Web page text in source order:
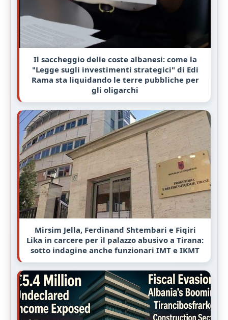
Il saccheggio delle coste albanesi: come la
"Legge sugli investimenti strategici" di Edi
Rama sta liquidando le terre pubbliche per
gli oligarchi
Mirsim Jella, Ferdinand Shtembari e Fiqiri
Lika in carcere per il palazzo abusivo a Tirana:
sotto indagine anche funzionari IMT e IKMT